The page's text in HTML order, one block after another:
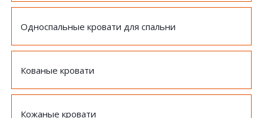
Односпальные кровати для спальни
Кованые кровати
Кожаные кровати